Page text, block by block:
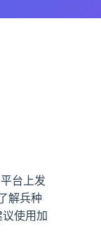
台上发
解兵种
使用加